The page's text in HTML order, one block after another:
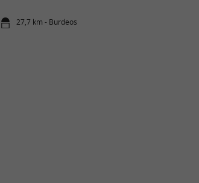
27,7 km - Burdeos